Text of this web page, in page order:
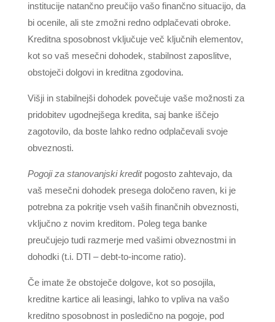
institucije natančno preučijo vašo finančno situacijo, da
bi ocenile, ali ste zmožni redno odplačevati obroke.
Kreditna sposobnost vključuje več ključnih elementov,
kot so vaš mesečni dohodek, stabilnost zaposlitve,
obstoječi dolgovi in kreditna zgodovina.
Višji in stabilnejši dohodek povečuje vaše možnosti za
pridobitev ugodnejšega kredita, saj banke iščejo
zagotovilo, da boste lahko redno odplačevali svoje
obveznosti.
Pogoji za stanovanjski kreditpogosto zahtevajo, da
vaš mesečni dohodek presega določeno raven, ki je
potrebna za pokritje vseh vaših finančnih obveznosti,
vključno z novim kreditom. Poleg tega banke
preučujejo tudi razmerje med vašimi obveznostmi in
dohodki (t.i. DTI – debt-to-income ratio).
Če imate že obstoječe dolgove, kot so posojila,
kreditne kartice ali leasingi, lahko to vpliva na vašo
kreditno sposobnost in posledično na pogoje, pod